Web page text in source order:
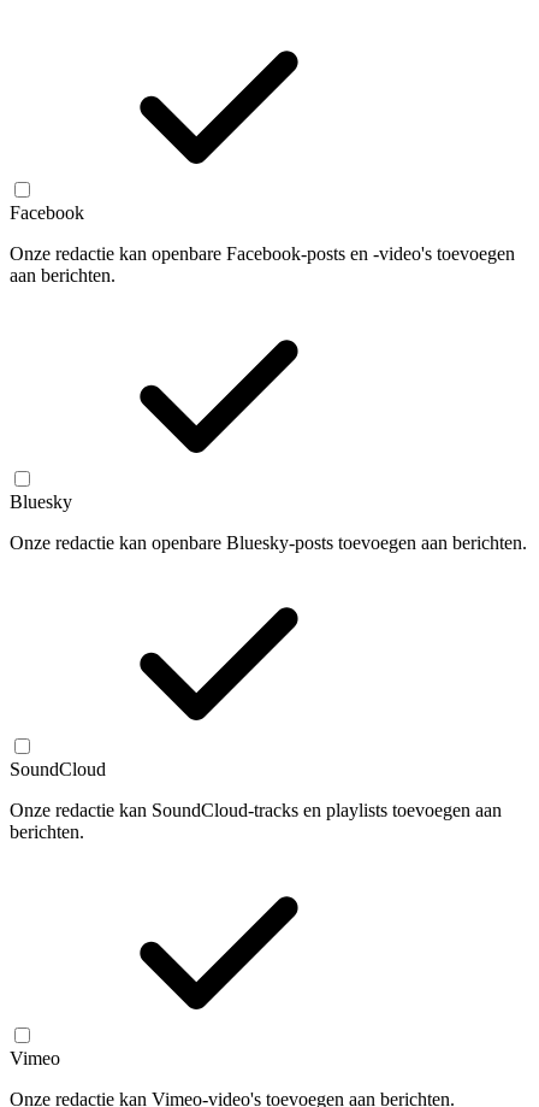
Facebook
Onze redactie kan openbare Facebook-posts en -video's toevoegen
aan berichten.
Bluesky
Onze redactie kan openbare Bluesky-posts toevoegen aan berichten.
SoundCloud
Onze redactie kan SoundCloud-tracks en playlists toevoegen aan
berichten.
Vimeo
Onze redactie kan Vimeo-video's toevoegen aan berichten.